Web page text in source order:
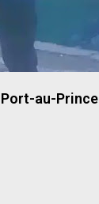
au-Prince